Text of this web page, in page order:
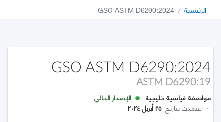
الرئيسية GSO ASTM D6290:2024
GSO ASTM D6290:2024
ASTM D6290:19
مواصفة قياسية خليجية
الإصدار الحالي
· اعتمدت بتاريخ ٢٥ أبريل ٢٠٢٤